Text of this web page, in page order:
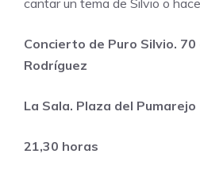
Concierto de Puro Silvio.
Rodríguez
La Sala. Plaza del Pumarejo
21,30 horas